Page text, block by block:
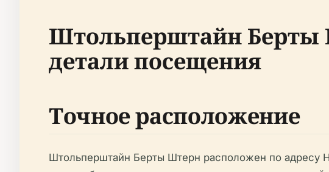
Штольперштайн Берты
детали посещения
Точное расположение
Штольперштайн Берты Штерн расположен по адресу